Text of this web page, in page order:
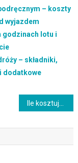
– koszty
wyjazdem
godzinach lotu i
– składniki,
dodatkowe